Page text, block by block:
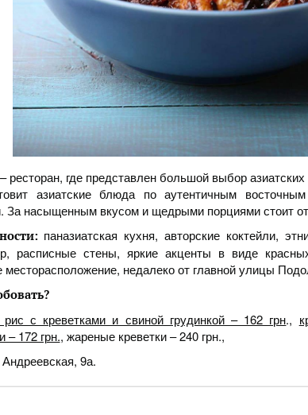
ресторан, где представлен большой выбор
азиатские блюда по аутентичным
За насыщенным вкусом и щедрыми порциями стоит
паназиатская кухня, авторские коктейли,
расписные стены, яркие акценты в виде
месторасположение, недалеко от главной улицы
с креветками и свиной грудинкой – 162 грн.,
– 172 грн., жареные креветки – 240 грн.,
9а.